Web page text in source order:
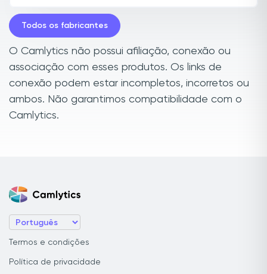
Todos os fabricantes
O Camlytics não possui afiliação, conexão ou
associação com esses produtos. Os links de
conexão podem estar incompletos, incorretos ou
ambos. Não garantimos compatibilidade com o
Camlytics.
Termos e condições
Política de privacidade